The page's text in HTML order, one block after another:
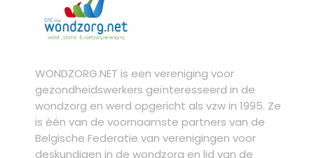
WONDZORG.NET is een vereniging voor
gezondheidswerkers geïnteresseerd in de
wondzorg en werd opgericht als vzw in 1995. Ze
is één van de voornaamste partners van de
Belgische Federatie van verenigingen voor
deskundigen in de wondzorg en lid van de